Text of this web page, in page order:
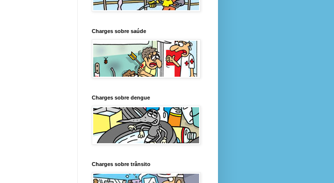
Charges sobre saúde
Charges sobre dengue
Charges sobre trânsito